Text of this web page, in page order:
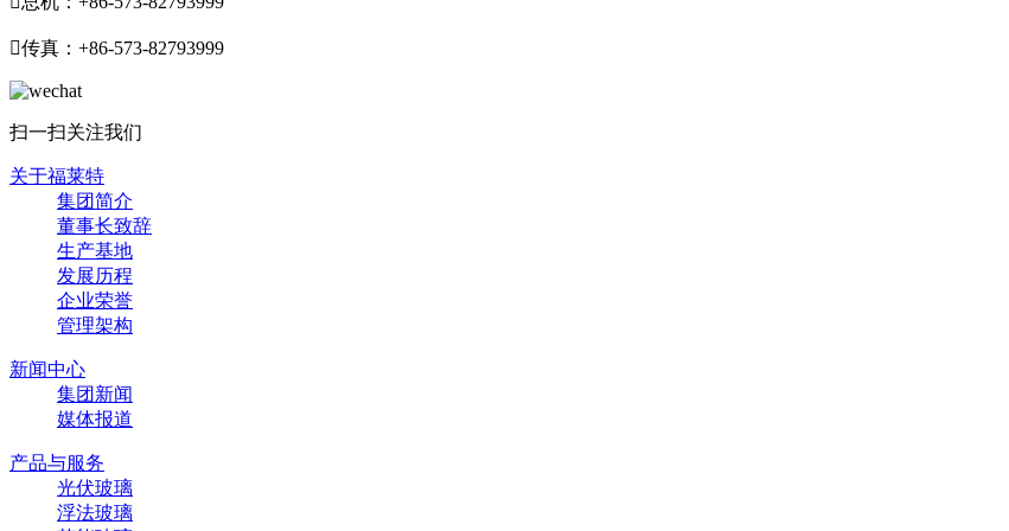
传真：+86-573-82793999
扫一扫关注我们
关于福莱特
集团简介
董事长致辞
生产基地
发展历程
企业荣誉
管理架构
新闻中心
集团新闻
媒体报道
产品与服务
光伏玻璃
浮法玻璃